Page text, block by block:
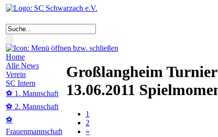
Home
Alle News
Verein
SC Intern
⚽ 1. Mannschaft
⚽ 2. Mannschaft
⚽
Frauenmannschaft
Großlangheim Turnier
13.06.2011
1
2
»